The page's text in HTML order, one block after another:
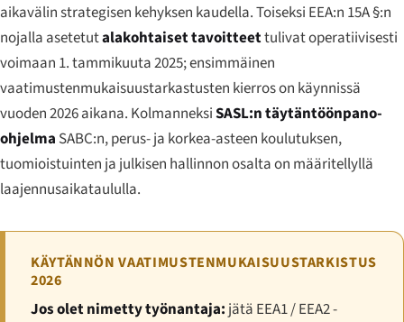
aikavälin strategisen kehyksen kaudella. Toiseksi EEA:n 15A §:n
nojalla asetetutalakohtaiset tavoitteettulivat operatiivisesti
voimaan 1. tammikuuta 2025; ensimmäinen
vaatimustenmukaisuustarkastusten kierros on käynnissä
vuoden 2026 aikana. KolmanneksiSASL:n täytäntöönpano-
ohjelma SABC:n, perus- ja korkea-asteen koulutuksen,
tuomioistuinten ja julkisen hallinnon osalta on määritellyllä
laajennusaikataululla.
KÄYTÄNNÖN VAATIMUSTENMUKAISUUSTARKISTUS
2026
Jos olet nimetty työnantaja: jätä EEA1 / EEA2 -